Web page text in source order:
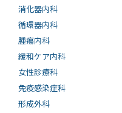
消化器内科
循環器内科
腫瘍内科
緩和ケア内科
女性診療科
免疫感染症科
形成外科